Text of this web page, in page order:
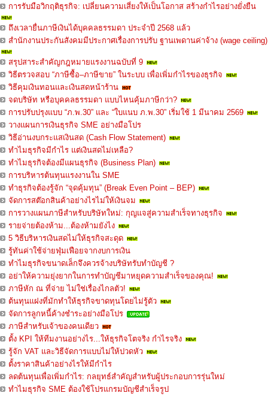
การรับมือวิกฤติธุรกิจ: เปลี่ยนความเสี่ยงให้เป็นโอกาส สร้างกำไรอย่างยั่งยืน
ถึงเวลายื่นภาษีเงินได้บุคคลธรรมดา ประจำปี 2568 แล้ว
สำนักงานประกันสังคมมีประกาศเรื่องการปรับ ฐานเพดานค่าจ้าง (wage ceiling)
สรุปสาระสำคัญกฎหมายแรงงานฉบับที่ 9
วิธีตรวจสอบ “ภาษีซื้อ–ภาษีขาย” ในระบบ เพื่อเพิ่มกำไรของธุรกิจ
วิธีคุมเงินทอนและเงินสดหน้าร้าน
จดบริษัท หรือบุคคลธรรมดา แบบไหนคุ้มภาษีกว่า?
การปรับปรุงแบบ “ภ.พ.30” และ “ใบแนบ ภ.พ.30” เริ่มใช้ 1 มีนาคม 2569
วางแผนการเงินธุรกิจ SME อย่างมือโปร
วิธีอ่านงบกระแสเงินสด (Cash Flow Statement)
ทำไมธุรกิจมีกำไร แต่เงินสดไม่เหลือ?
ทำไมธุรกิจต้องมีแผนธุรกิจ (Business Plan)
การบริหารต้นทุนแรงงานใน SME
ทำธุรกิจต้องรู้จัก “จุดคุ้มทุน” (Break Even Point – BEP)
จัดการสต๊อกสินค้าอย่างไรไม่ให้เงินจม
การวางแผนภาษีสำหรับบริษัทใหม่: กุญแจสู่ความสำเร็จทางธุรกิจ
รายจ่ายต้องห้าม...ต้องห้ามยังไง
5 วิธีบริหารเงินสดไม่ให้ธุรกิจสะดุด
รู้ทันค่าใช้จ่ายฟุ่มเฟือยจากงบการเงิน
ทำไมธุรกิจขนาดเล็กจึงควรจ้างบริษัทรับทำบัญชี ?
อย่าให้ความยุ่งยากในการทำบัญชีมาหยุดความสำเร็จของคุณ!
ภาษีหัก ณ ที่จ่าย ไม่ใช่เรื่องไกลตัว!
ต้นทุนแฝงที่มักทำให้ธุรกิจขาดทุนโดยไม่รู้ตัว
จัดการลูกหนี้ค้างชำระอย่างมือโปร
ภาษีสำหรับเจ้าของคนเดียว
ตั้ง KPI ให้ทีมงานอย่างไร...ให้ธุรกิจโตจริง กำไรจริง
รู้จัก VAT และวิธีจัดการแบบไม่ให้ปวดหัว
ตั้งราคาสินค้าอย่างไรให้มีกำไร
ลดต้นทุนเพื่อเพิ่มกำไร: กลยุทธ์สำคัญสำหรับผู้ประกอบการรุ่นใหม่
ทำไมธุรกิจ SME ต้องใช้โปรแกรมบัญชีสำเร็จรูป